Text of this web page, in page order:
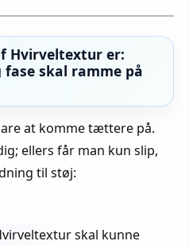
Hvirveltextur er:
skal ramme på
at komme tættere på.
ellers får man kun slip,
til støj:
skal kunne